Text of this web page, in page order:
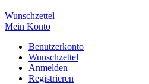
Wunschzettel
Mein Konto
Benutzerkonto
Wunschzettel
Anmelden
Registrieren